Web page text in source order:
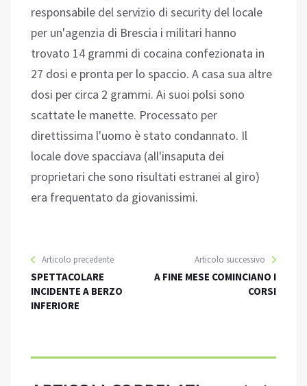
responsabile del servizio di security del locale
per un'agenzia di Brescia i militari hanno
trovato 14 grammi di cocaina confezionata in
27 dosi e pronta per lo spaccio. A casa sua altre
dosi per circa 2 grammi. Ai suoi polsi sono
scattate le manette. Processato per
direttissima l'uomo è stato condannato. Il
locale dove spacciava (all'insaputa dei
proprietari che sono risultati estranei al giro)
era frequentato da giovanissimi.
Articolo precedente
SPETTACOLARE
INCIDENTE A BERZO
INFERIORE
Articolo successivo
A FINE MESE COMINCIANO I
CORSI